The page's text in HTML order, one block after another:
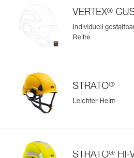
VERTEX®
Individuell
Reihe
STRATO®
Leichter Helm
STRATO® HI-